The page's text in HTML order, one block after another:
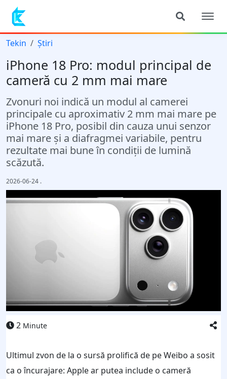
Tekin Știri
iPhone 18 Pro: modul principal de
cameră cu 2 mm mai mare
Zvonuri noi indică un modul al camerei
principale cu aproximativ 2 mm mai mare pe
iPhone 18 Pro, posibil din cauza unui senzor
mai mare și a diafragmei variabile, pentru
rezultate mai bune în condiții de lumină
scăzută.
2026-06-24 .
2 Minute
Ultimul zvon de la o sursă prolifică de pe Weibo a sosit
ca o încurajare: Apple ar putea include o cameră